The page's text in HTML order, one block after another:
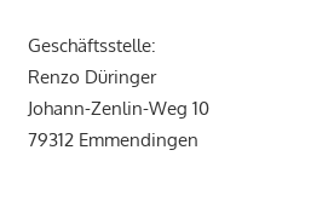
Geschäftsstelle:
Renzo Düringer
Johann-Zenlin-Weg 10
79312 Emmendingen